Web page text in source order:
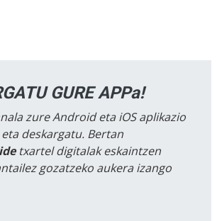
GURE APPa!
zure Android eta iOS aplikazio
deskargatu. Bertan
txartel digitalak eskaintzen
gozatzeko aukera izango